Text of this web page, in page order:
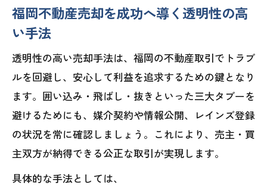
福岡不動産売却を成功へ導く透明性の高
い手法
透明性の高い売却手法は、福岡の不動産取引でトラブ
ルを回避し、安心して利益を追求するための鍵となり
ます。囲い込み・飛ばし・抜きといった三大タブーを
避けるためにも、媒介契約や情報公開、レインズ登録
の状況を常に確認しましょう。これにより、売主・買
主双方が納得できる公正な取引が実現します。
具体的な手法としては、